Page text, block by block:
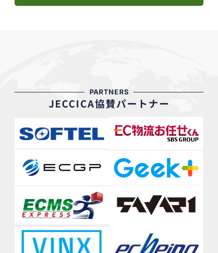
PARTNERS
JECCICA協賛パートナー